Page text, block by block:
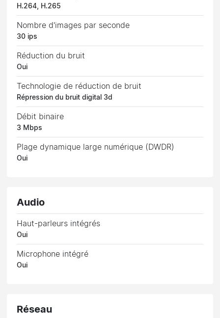
H.264, H.265
Nombre d'images par seconde
30 ips
Réduction du bruit
Oui
Technologie de réduction de bruit
Répression du bruit digital 3d
Débit binaire
3 Mbps
Plage dynamique large numérique (DWDR)
Oui
Audio
Haut-parleurs intégrés
Oui
Microphone intégré
Oui
Réseau